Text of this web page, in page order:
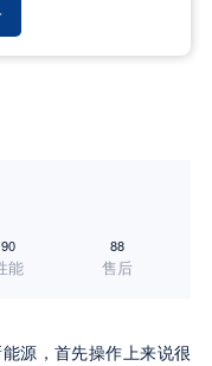
90
能
88
售后
源，首先操作上来说很